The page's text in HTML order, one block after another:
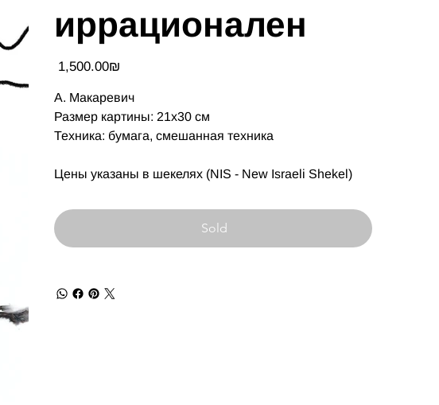
иррационален
Цена ‏1,500.00 ‏₪
А. Макаревич
Размер картины: 21х30 см
Техника: бумага, смешанная техника
Цены указаны в шекелях (NIS - New Israeli Shekel)
Sold